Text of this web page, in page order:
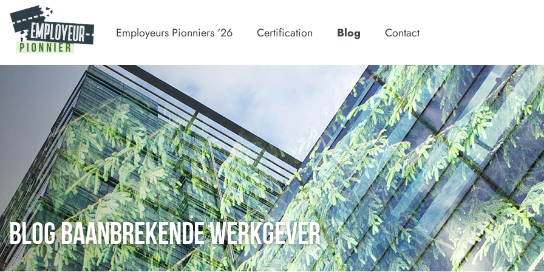
Employeurs Pionniers '26 Certification Blog Contact
BLOG BAANBREKENDE WERKGEVER